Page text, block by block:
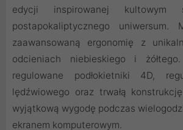
edycji inspirowanej kultowym
postapokaliptycznego uniwersum.
zaawansowaną ergonomię z
odcieniach niebieskiego i
regulowane podłokietniki 4D,
lędźwiowego oraz trwałą
wyjątkową wygodę podczas
ekranem komputerowym.